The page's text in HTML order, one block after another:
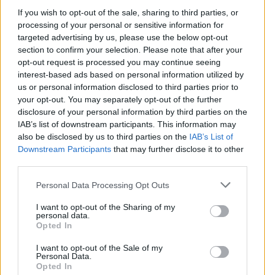
If you wish to opt-out of the sale, sharing to third parties, or
processing of your personal or sensitive information for
targeted advertising by us, please use the below opt-out
section to confirm your selection. Please note that after your
opt-out request is processed you may continue seeing
interest-based ads based on personal information utilized by
us or personal information disclosed to third parties prior to
your opt-out. You may separately opt-out of the further
disclosure of your personal information by third parties on the
IAB’s list of downstream participants. This information may
also be disclosed by us to third parties on the IAB’s List of
Downstream Participants that may further disclose it to other
Personal Data Processing Opt Outs
I want to opt-out of the Sharing of my
personal data.
Opted In
I want to opt-out of the Sale of my
Personal Data.
Opted In
necessaria la stipula di un contratto con la
Stryker Italia srl per la loro manutenzione
(per 1.300 euro più Iva). Contratto analogo
stipulato con la Mortara Instruments per la
manutenzione di “n. 1 elettrocardiografo
Mortara Eli 230 e n.1 elettrocardiografo
modello Cardiette AR 2100 ADV per garantire
il funzionamento ordinario dell'attività del
servizio di primo soccorso”. Adesso possiamo
essere certi: Conte è protetto e curato molto
meglio a palazzo Chigi che dentro un
qualsiasi ospedale italiano, ed è sicuro come
nemmeno è capitato in Cina a Xi Jinping.
mani.